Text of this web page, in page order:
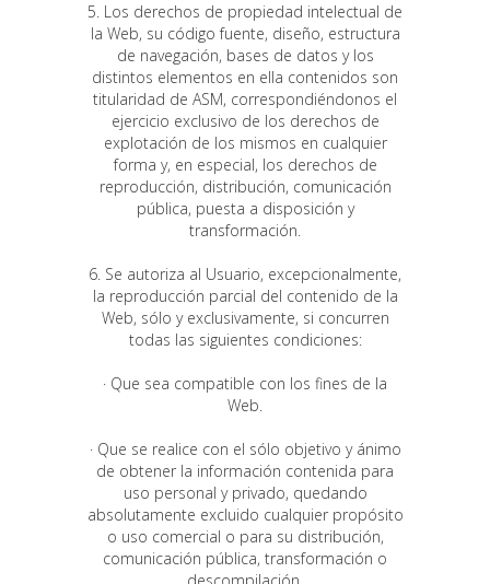
5. Los derechos de propiedad intelectual de
la Web, su código fuente, diseño, estructura
de navegación, bases de datos y los
distintos elementos en ella contenidos son
titularidad de ASM, correspondiéndonos el
ejercicio exclusivo de los derechos de
explotación de los mismos en cualquier
forma y, en especial, los derechos de
reproducción, distribución, comunicación
pública, puesta a disposición y
transformación.
6. Se autoriza al Usuario, excepcionalmente,
la reproducción parcial del contenido de la
Web, sólo y exclusivamente, si concurren
todas las siguientes condiciones:
· Que sea compatible con los fines de la
Web.
· Que se realice con el sólo objetivo y ánimo
de obtener la información contenida para
uso personal y privado, quedando
absolutamente excluido cualquier propósito
o uso comercial o para su distribución,
comunicación pública, transformación o